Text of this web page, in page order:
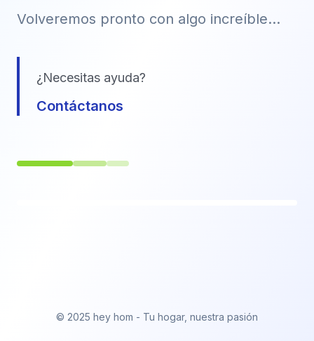
Volveremos pronto con algo increíble...
¿Necesitas ayuda?
Contáctanos
© 2025 hey hom - Tu hogar, nuestra pasión